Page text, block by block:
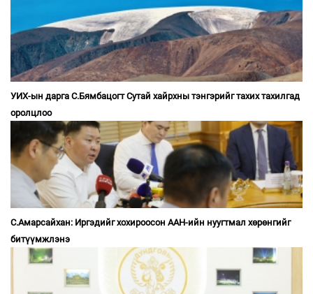
УИХ-ын дарга С.Бямбацогт Сутай хайрхны тэнгэрийг тахих тахилгад
оролцлоо
С.Амарсайхан: Иргэдийг хохироосон ААН-ийн нуугтмал хөрөнгийг
битүүмжлэнэ